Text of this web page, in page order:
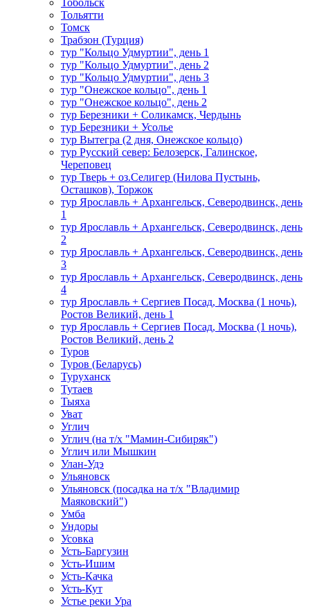
Тобольск
Тольятти
Томск
Трабзон (Турция)
тур "Кольцо Удмуртии", день 1
тур "Кольцо Удмуртии", день 2
тур "Кольцо Удмуртии", день 3
тур "Онежское кольцо", день 1
тур "Онежское кольцо", день 2
тур Березники + Соликамск, Чердынь
тур Березники + Усолье
тур Вытегра (2 дня, Онежское кольцо)
тур Русский север: Белозерск, Галинское,
Череповец
тур Тверь + оз.Селигер (Нилова Пустынь,
Осташков), Торжок
тур Ярославль + Архангельск, Северодвинск, день
1
тур Ярославль + Архангельск, Северодвинск, день
2
тур Ярославль + Архангельск, Северодвинск, день
3
тур Ярославль + Архангельск, Северодвинск, день
4
тур Ярославль + Сергиев Посад, Москва (1 ночь),
Ростов Великий, день 1
тур Ярославль + Сергиев Посад, Москва (1 ночь),
Ростов Великий, день 2
Туров
Туров (Беларусь)
Туруханск
Тутаев
Тыяха
Уват
Углич
Углич (на т/х "Мамин-Сибиряк")
Углич или Мышкин
Улан-Удэ
Ульяновск
Ульяновск (посадка на т/х "Владимир
Маяковский")
Умба
Ундоры
Усовка
Усть-Баргузин
Усть-Ишим
Усть-Качка
Усть-Кут
Устье реки Ура